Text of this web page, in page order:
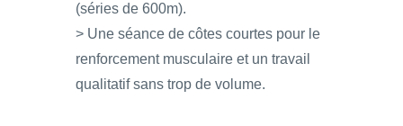
(séries de 600m).
> Une séance de côtes courtes pour le
renforcement musculaire et un travail
qualitatif sans trop de volume.